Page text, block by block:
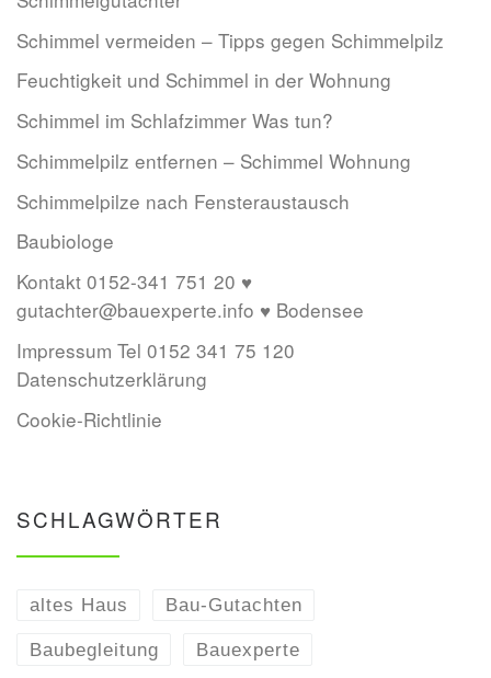
Schimmel vermeiden – Tipps gegen Schimmelpilz
Feuchtigkeit und Schimmel in der Wohnung
Schimmel im Schlafzimmer Was tun?
Schimmelpilz entfernen – Schimmel Wohnung
Schimmelpilze nach Fensteraustausch
Baubiologe
Kontakt 0152-341 751 20 ♥
gutachter@bauexperte.info ♥ Bodensee
Impressum Tel 0152 341 75 120
Datenschutzerklärung
Cookie-Richtlinie
SCHLAGWÖRTER
altes Haus Bau-Gutachten
Baubegleitung Bauexperte